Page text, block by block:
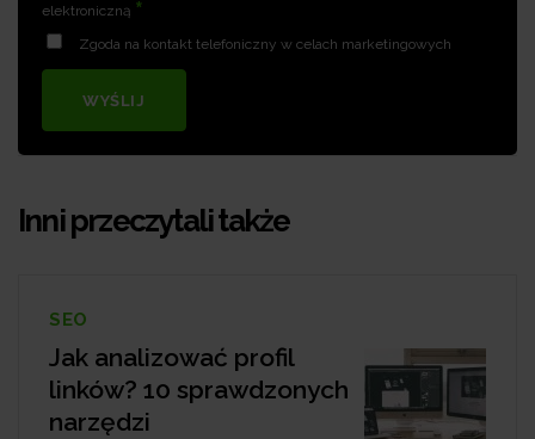
elektroniczną *
Zgoda na kontakt telefoniczny w celach marketingowych
WYŚLIJ
Inni przeczytali także
SEO
Jak analizować profil
linków? 10 sprawdzonych
narzędzi